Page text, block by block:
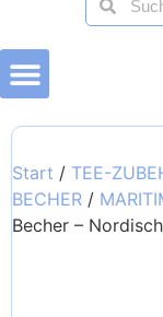
Start / TEE-
BECHER /
Becher –